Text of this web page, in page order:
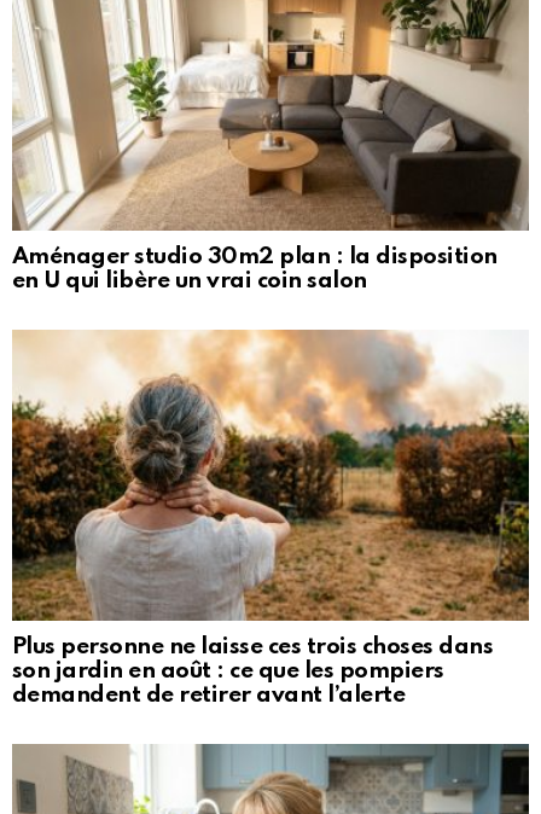
Aménager studio 30m2 plan : la disposition
en U qui libère un vrai coin salon
Plus personne ne laisse ces trois choses dans
son jardin en août : ce que les pompiers
demandent de retirer avant l’alerte